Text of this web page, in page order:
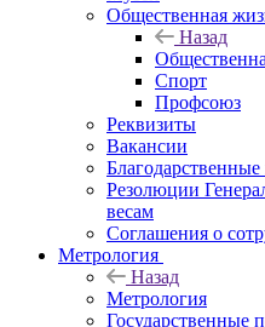
Общественная
Назад
Спорт
Профсоюз
Реквизиты
Вакансии
Благодарственные
Резолюции
весам
Соглашения о
Метрология
Назад
Метрология
Государственные